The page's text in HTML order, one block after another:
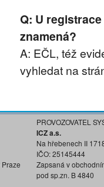
Q: U
znamená?
A: EČL, též
vyhledat na
PROVOZOVATEL
ICZ a.s.
Na hřebenech II
IČO: 25145444
Zapsaná v
pod sp.zn. B 4840